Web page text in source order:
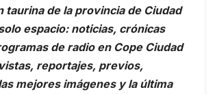
taurina de la provincia de Ciudad
espacio: noticias, crónicas
de radio en Cope Ciudad
reportajes, previos,
mejores imágenes y la última